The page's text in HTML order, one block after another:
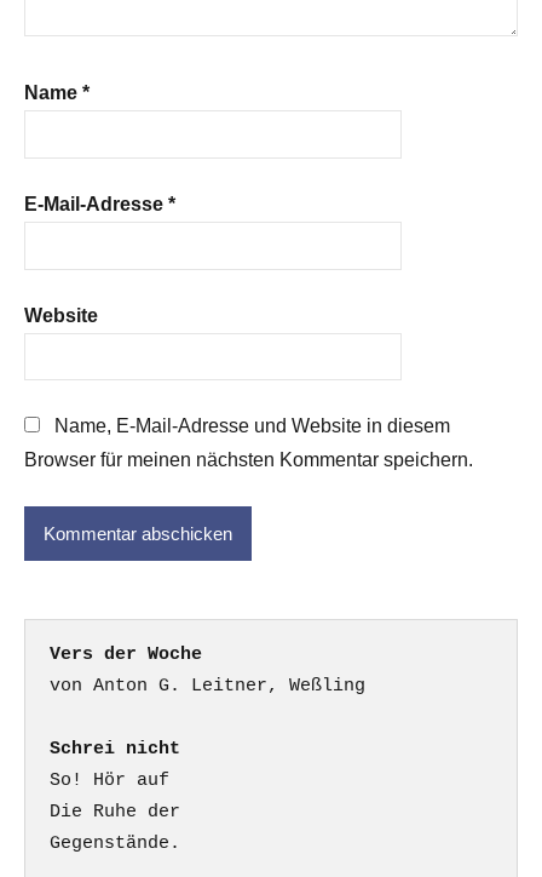
Name *
E-Mail-Adresse *
Website
Name, E-Mail-Adresse und Website in diesem
Browser für meinen nächsten Kommentar speichern.
Vers der Woche
Schrei nicht
So! Hör auf
Die Ruhe der
Gegenstände.